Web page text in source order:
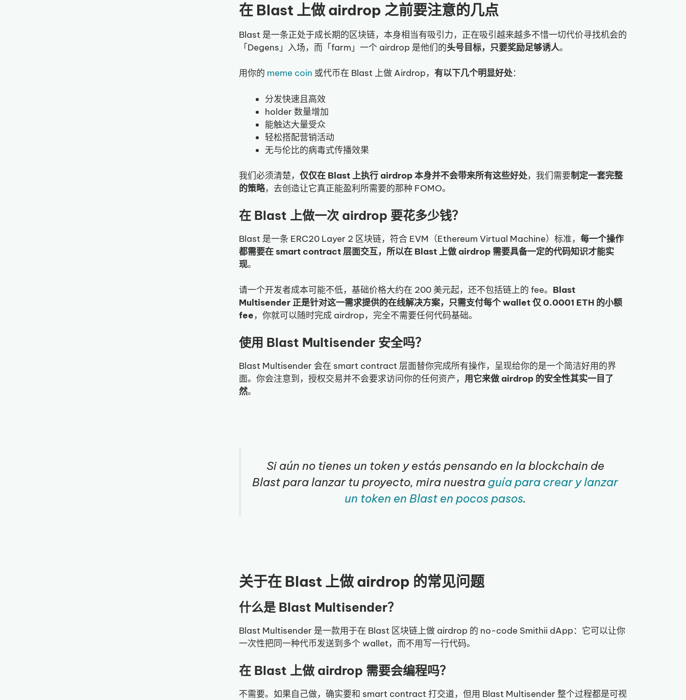
在 Blast 上做 airdrop 之前要注意的几点
Blast 是一条正处于成长期的区块链，本身相当有吸引力，正在吸引越来越多不惜一切代价寻找机会的
「Degens」入场，而「farm」一个 airdrop 是他们的头号目标，只要奖励足够诱人。
用你的 meme coin 或代币在 Blast 上做 Airdrop，有以下几个明显好处：
分发快速且高效
holder 数量增加
能触达大量受众
轻松搭配营销活动
无与伦比的病毒式传播效果
我们必须清楚，仅仅在 Blast 上执行 airdrop 本身并不会带来所有这些好处，我们需要制定一套完整
的策略，去创造让它真正能盈利所需要的那种 FOMO。
在 Blast 上做一次 airdrop 要花多少钱？
Blast 是一条 ERC20 Layer 2 区块链，符合 EVM（Ethereum Virtual Machine）标准，每一个操作
都需要在 smart contract 层面交互，所以在 Blast 上做 airdrop 需要具备一定的代码知识才能实
现。
请一个开发者成本可能不低，基础价格大约在 200 美元起，还不包括链上的 fee。 Blast
Multisender 正是针对这一需求提供的在线解决方案，只需支付每个 wallet 仅 0.0001 ETH 的小额
fee，你就可以随时完成 airdrop，完全不需要任何代码基础。
使用 Blast Multisender 安全吗？
Blast Multisender 会在 smart contract 层面替你完成所有操作，呈现给你的是一个简洁好用的界
面。你会注意到，授权交易并不会要求访问你的任何资产， 用它来做 airdrop 的安全性其实一目了
然。
Si aún no tienes un token y estás pensando en la blockchain de
Blast para lanzar tu proyecto, mira nuestra guía para crear y lanzar
un token en Blast en pocos pasos.
关于在 Blast 上做 airdrop 的常见问题
什么是 Blast Multisender？
Blast Multisender 是一款用于在 Blast 区块链上做 airdrop 的 no-code Smithii dApp：它可以让你
一次性把同一种代币发送到多个 wallet，而不用写一行代码。
在 Blast 上做 airdrop 需要会编程吗？
不需要。如果自己做，确实要和 smart contract 打交道，但用 Blast Multisender 整个过程都是可视